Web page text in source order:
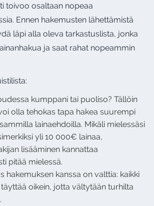
toivoo osaltaan nopeaa
Ennen hakemusten lähettämistä
läpi alla oleva tarkastuslista, jonka
ja saat rahat nopeammin
kumppani tai puoliso? Tällöin
olla tehokas tapa hakea suurempi
lainaehdoilla. Mikäli mielessäsi
yli 10 000€ lainaa,
lisääminen kannattaa
pitää mielessä.
hakemuksen kanssa on valttia: kaikki
oikein, jotta vältytään turhilta